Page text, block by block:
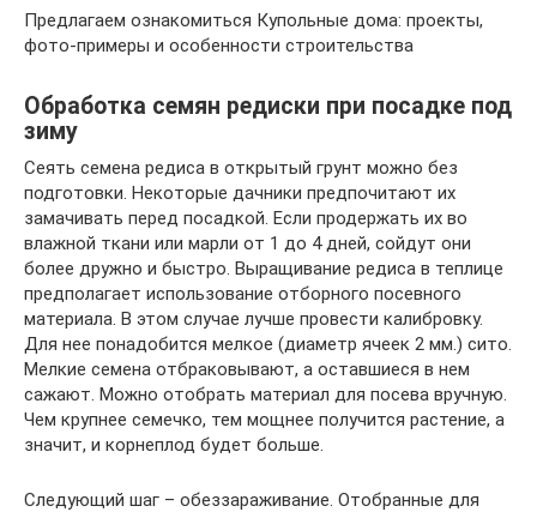
Предлагаем ознакомиться Купольные дома: проекты,
фото-примеры и особенности строительства
Обработка семян редиски при посадке под
зиму
Сеять семена редиса в открытый грунт можно без
подготовки. Некоторые дачники предпочитают их
замачивать перед посадкой. Если продержать их во
влажной ткани или марли от 1 до 4 дней, сойдут они
более дружно и быстро. Выращивание редиса в теплице
предполагает использование отборного посевного
материала. В этом случае лучше провести калибровку.
Для нее понадобится мелкое (диаметр ячеек 2 мм.) сито.
Мелкие семена отбраковывают, а оставшиеся в нем
сажают. Можно отобрать материал для посева вручную.
Чем крупнее семечко, тем мощнее получится растение, а
значит, и корнеплод будет больше.
Следующий шаг – обеззараживание. Отобранные для